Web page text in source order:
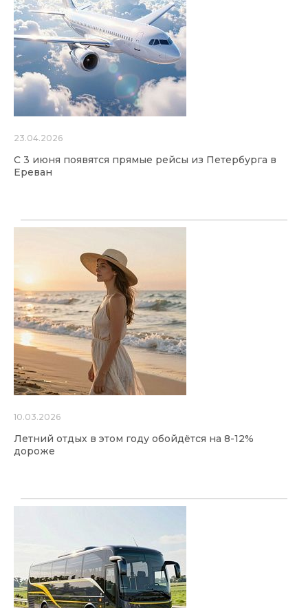
23.04.2026
С 3 июня появятся прямые рейсы из Петербурга в
Ереван
10.03.2026
Летний отдых в этом году обойдётся на 8-12%
дороже